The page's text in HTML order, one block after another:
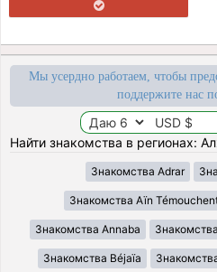
Мы усердно работаем, чтобы
поддержите нас
Найти знакомства в регионах:
Знакомства Adrar
Знакомства Aïn
Знакомства Annaba
Знакомства Béjaïa